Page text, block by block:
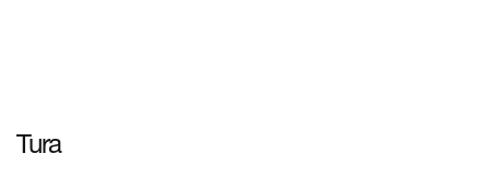
Tura